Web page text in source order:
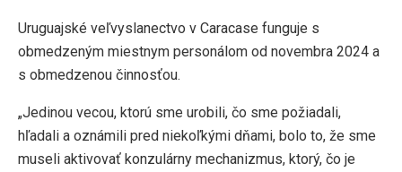
Uruguajské veľvyslanectvo v Caracase funguje s
obmedzeným miestnym personálom od novembra 2024 a
s obmedzenou činnosťou.
„Jedinou vecou, ​​ktorú sme urobili, čo sme požiadali,
hľadali a oznámili pred niekoľkými dňami, bolo to, že sme
museli aktivovať konzulárny mechanizmus, ktorý, čo je